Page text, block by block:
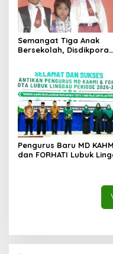
Semangat Tiga Anak
Bersekolah, Disdikpora
Pengurus Baru MD
dan FORHATI Lubuk